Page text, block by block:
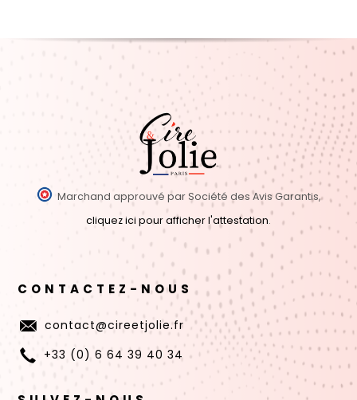
Marchand approuvé par Société des Avis Garantis,
cliquez ici pour afficher l'attestation.
CONTACTEZ-NOUS
contact@cireetjolie.fr
+33 (0) 6 64 39 40 34